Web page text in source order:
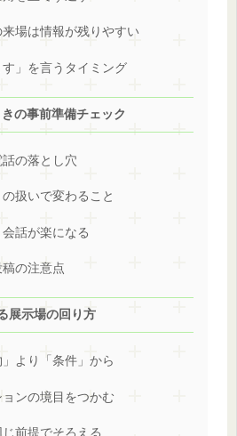
場は情報が残りやすい
す」を言うタイミング
の事前準備チェック
の落とし穴
扱いで変わること
話が楽になる
の注意点
展示場の回り方
より「条件」から
ンの境目をつかむ
前提でそろえる